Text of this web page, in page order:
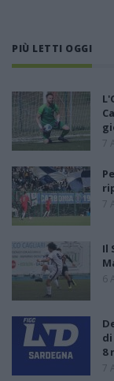
PIÙ LETTI OGGI
7
7
Il
6
8
7